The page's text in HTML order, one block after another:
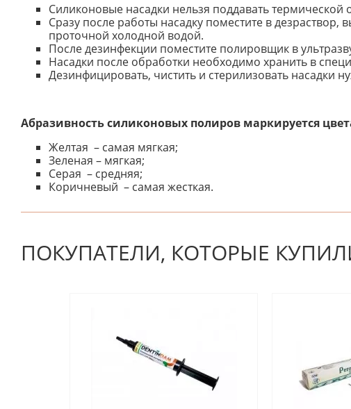
Силиконовые насадки нельзя поддавать
Сразу после работы насадку поместите в
проточной холодной водой.
После дезинфекции поместите полировщик в
Насадки после обработки необходимо хранить в
Дезинфицировать, чистить и стерилизовать насадки
Абразивность силиконовых полиров маркируется
Желтая – самая мягкая;
Зеленая – мягкая;
Серая – средняя;
Коричневый – самая жесткая.
К настоящему времени нет отзывов. Вы можете стать
ПОКУПАТЕЛИ, КОТОРЫЕ